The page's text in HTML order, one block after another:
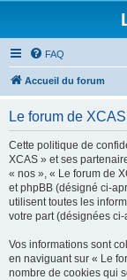
FAQ
Accueil du forum
Le forum de
Cette politique de
XCAS » et ses
« nos », « Le forum de
et phpBB (désigné ci-
utilisent toutes les
votre part (désignées
Vos informations sont
en naviguant sur « Le
nombre de cookies qui